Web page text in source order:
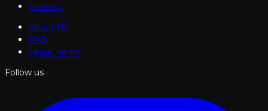
Contact
About Us
FAQ
Legal Terms
Follow us